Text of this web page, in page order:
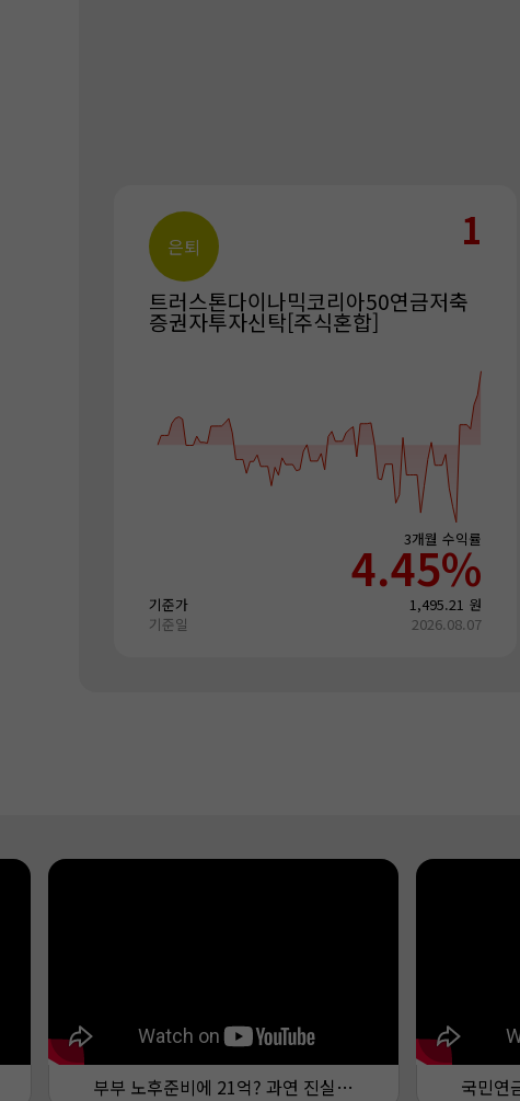
은퇴 1
트러스톤다이나믹코리아50연금저축
증권자투자신탁[주식혼합]
3개월 수익률
4.45%
기준가
1,495.21 원
기준일
2026.08.07
부부 노후준비에 21억? 과연 진실은?